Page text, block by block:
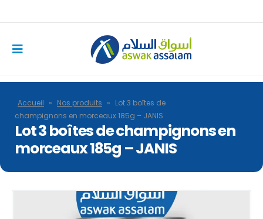
Accueil » Nos produits » Lot 3 boîtes de
champignons en morceaux 185g – JANIS
Lot 3 boîtes de champignons en
morceaux 185g – JANIS